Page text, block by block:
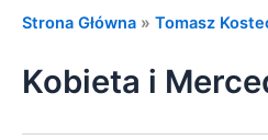
Strona Główna » Tomasz
Kobieta i